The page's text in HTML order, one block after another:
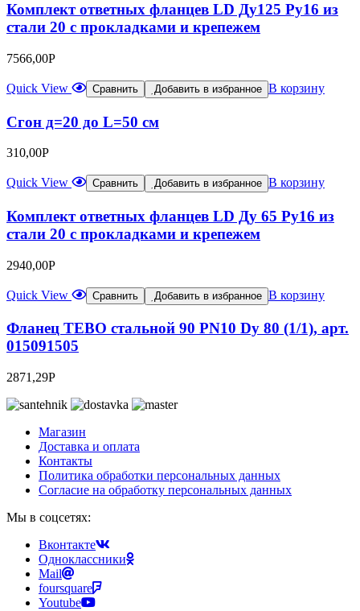
Комплект ответных фланцев LD Ду125 Ру16 из
стали 20 с прокладками и крепежем
7566,00Р
Quick View Сравнить Добавить в избранное В корзину
Сгон д=20 до L=50 см
310,00Р
Quick View Сравнить Добавить в избранное В корзину
Комплект ответных фланцев LD Ду 65 Ру16 из
стали 20 с прокладками и крепежем
2940,00Р
Quick View Сравнить Добавить в избранное В корзину
Фланец TEBO стальной 90 PN10 Dу 80 (1/1), арт.
015091505
2871,29Р
Магазин
Доставка и оплата
Контакты
Политика обработки персональных данных
Согласие на обработку персональных данных
Мы в соцсетях:
Вконтакте
Одноклассники
Mail
foursquare
Youtube